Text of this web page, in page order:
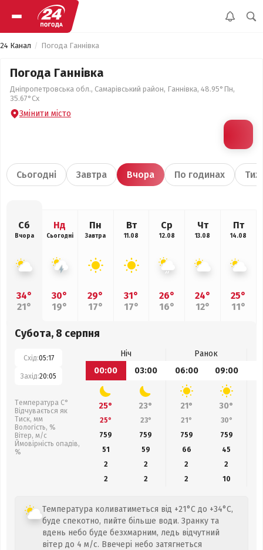
24 Канал Погода Ганнівка
Погода Ганнівка
Дніпропетровська обл., Самарівський район, Ганнівка, 48.95°Пн,
35.67°Сх
Змінити місто
Сьогодні Завтра Вчора По годинах
Сб
Вчора
34°
21°
Нд
Сьогодні
30°
19°
Пн
Завтра
29°
17°
Вт
11.08
31°
17°
Ср
12.08
26°
16°
Чт
13.08
24°
12°
Пт
14.08
25°
11°
Субота, 8 серпня
Схід:05:17
Захід:20:05
Температура С°
Відчувається як
Тиск, мм
Вологість, %
Вітер, м/с
Ймовірність опадів,
%
Ніч
Ранок
00:00
03:00 06:00 09:00
25° 23° 21° 30°
25° 23° 21° 30°
759
759 759 759
51
59 66 45
2
2 2
2
2
2 2 10
Температура коливатиметься від +21°C до +34°C,
буде спекотно, пийте більше води. Зранку та
вдень небо буде безхмарним, ледь відчутний
вітер до 4 м/с. Ввечері небо затягнеться